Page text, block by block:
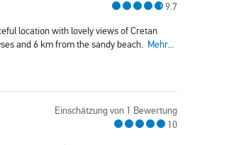
9.7
location with lovely views of Cretan
and 6 km from the sandy beach. Mehr...
Einschätzung von 1 Bewertung
10